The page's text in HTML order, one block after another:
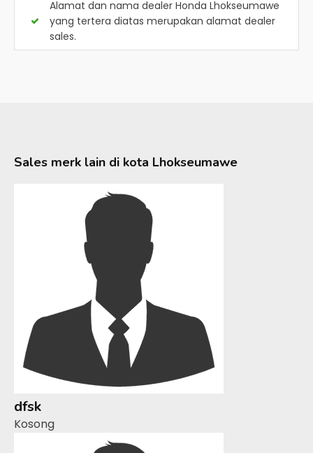
Alamat dan nama dealer Honda Lhokseumawe
yang tertera diatas merupakan alamat dealer
sales.
Sales merk lain di kota Lhokseumawe
dfsk
Kosong